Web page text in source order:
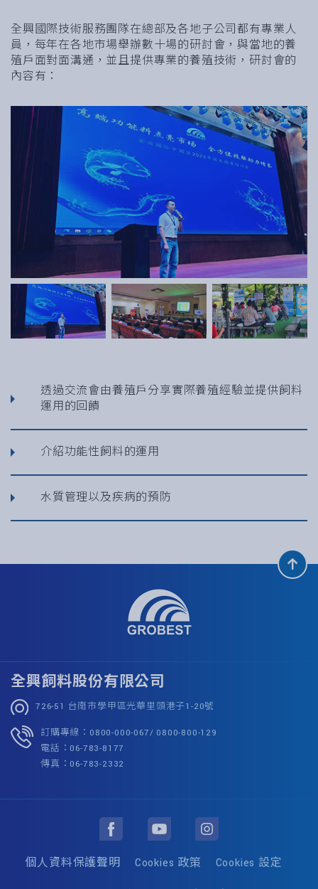
全興國際技術服務團隊在總部及各地子公司都有專業人
員，每年在各地市場舉辦數十場的研討會，與當地的養
殖戶面對面溝通，並且提供專業的養殖技術，研討會的
內容有：
透過交流會由養殖戶分享實際養殖經驗並提供飼料
運用的回饋
介紹功能性飼料的運用
水質管理以及疾病的預防
全興飼料股份有限公司
726-51 台南市學甲區光華里頭港子1-20號
訂購專線：0800-000-067/ 0800-800-129
電話：06-783-8177
傳真：06-783-2332
個人資料保護聲明 Cookies 政策 Cookies 設定